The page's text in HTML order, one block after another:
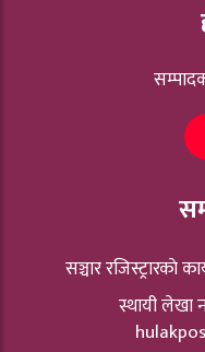
सञ्चार रजिस्ट्रारकाे
स्थायी लेखा